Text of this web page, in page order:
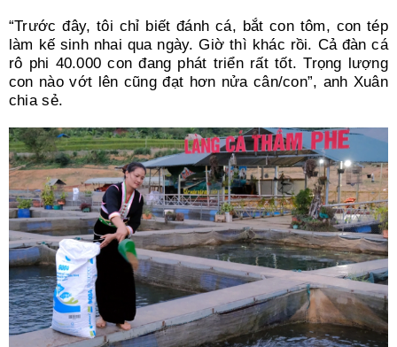
“Trước đây, tôi chỉ biết đánh cá, bắt con tôm, con tép
làm kế sinh nhai qua ngày. Giờ thì khác rồi. Cả đàn cá
rô phi 40.000 con đang phát triển rất tốt. Trọng lượng
con nào vớt lên cũng đạt hơn nửa cân/con”, anh Xuân
chia sẻ.